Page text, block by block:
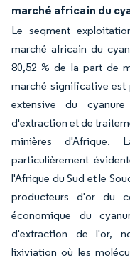
marché africain du
Le segment
marché africain du
80,52 % de la part de
marché significative
extensive du
d'extraction et de
minières d'Afrique.
particulièrement
l'Afrique du Sud et le
producteurs d'or du
économique du
d'extraction de l'or,
lixiviation où les